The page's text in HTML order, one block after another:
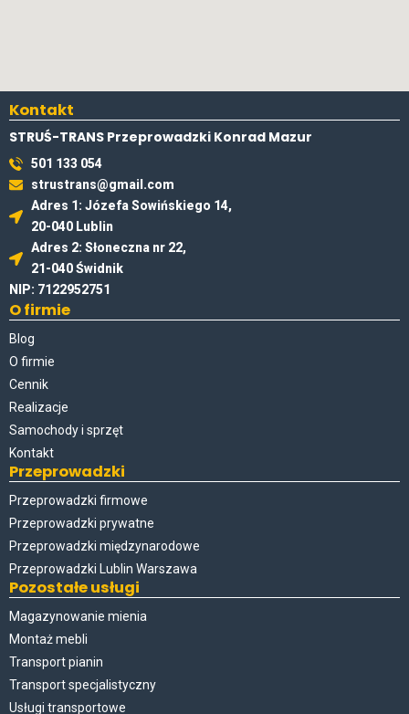
Kontakt
STRUŚ-TRANS Przeprowadzki Konrad Mazur
501 133 054
strustrans@gmail.com
Adres 1: Józefa Sowińskiego 14,
20-040 Lublin
Adres 2: Słoneczna nr 22,
21-040 Świdnik
NIP: 7122952751
O firmie
Blog
O firmie
Cennik
Realizacje
Samochody i sprzęt
Kontakt
Przeprowadzki
Przeprowadzki firmowe
Przeprowadzki prywatne
Przeprowadzki międzynarodowe
Przeprowadzki Lublin Warszawa
Pozostałe usługi
Magazynowanie mienia
Montaż mebli
Transport pianin
Transport specjalistyczny
Usługi transportowe